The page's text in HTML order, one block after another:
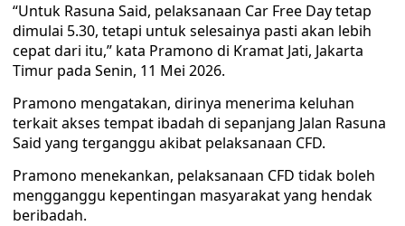
“Untuk Rasuna Said, pelaksanaan Car Free Day tetap
dimulai 5.30, tetapi untuk selesainya pasti akan lebih
cepat dari itu,” kata Pramono di Kramat Jati, Jakarta
Timur pada Senin, 11 Mei 2026.
Pramono mengatakan, dirinya menerima keluhan
terkait akses tempat ibadah di sepanjang Jalan Rasuna
Said yang terganggu akibat pelaksanaan CFD.
Pramono menekankan, pelaksanaan CFD tidak boleh
mengganggu kepentingan masyarakat yang hendak
beribadah.